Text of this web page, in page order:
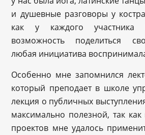
и душевные разговоры у
как у каждого участника
возможность поделиться
любая инициатива
Особенно мне запомнился
который преподает в школе
лекция о публичных
максимально полезной, так
проектов мне удалось